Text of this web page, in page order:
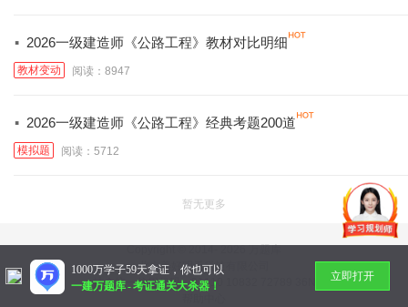
· 2026一级建造师《公路工程》教材对比明细
教材变动 阅读：8947
· 2026一级建造师《公路工程》经典考题200道
模拟题 阅读：5712
暂无更多
北京美好明天科技有限公司
社会统一信用代码：91110 10832 72789 36N
1000万学子59天拿证，你也可以
一建万题库-考证通关大杀器！
立即打开